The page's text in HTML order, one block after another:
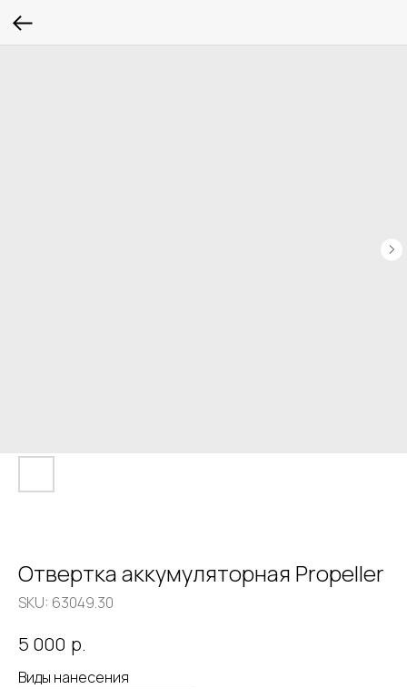
Отвертка аккумуляторная Propeller
SKU: 63049.30
5 000 р.
Виды нанесения